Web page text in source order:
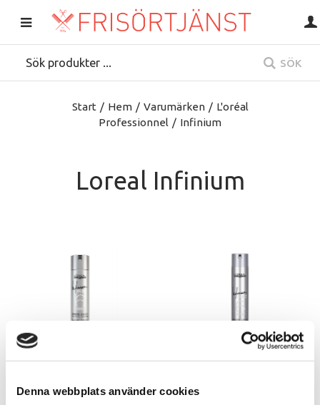
Denna webbplats använder cookies
SÖK
Start / Hem / Varumärken / L'oréal
Professionnel / Infinium
Loreal Infinium
31026577